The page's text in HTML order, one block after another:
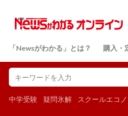
「Newsがわかる」とは？ 購入・
中学受験 疑問氷解 スクールエコ